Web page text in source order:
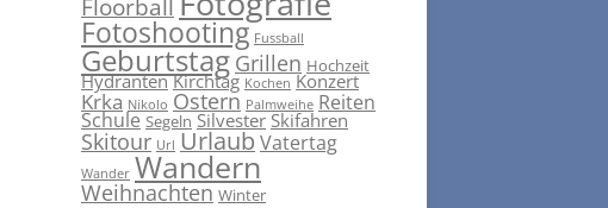
Floorball
Fotoshooting Fussball
Geburtstag Grillen Hochzeit
Hydranten Kirchtag Kochen Konzert
Krka Nikolo Ostern Palmweihe Reiten
Schule Segeln Silvester Skifahren
Skitour Url Urlaub Vatertag
Wander Wandern
Weihnachten Winter